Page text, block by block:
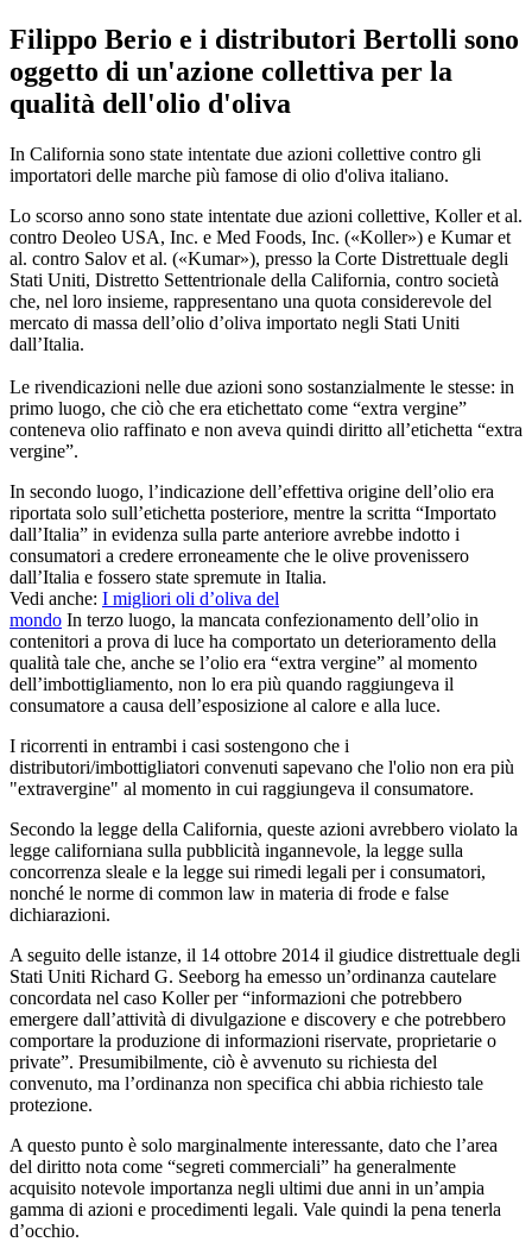
Filippo Berio e i distributori Bertolli sono
oggetto di un'azione collettiva per la
qualità dell'olio d'oliva
In California sono state intentate due azioni collettive contro gli
importatori delle marche più famose di olio d'oliva italiano.
Lo scorso anno sono state intentate due azioni collettive, Koller et al.
contro Deoleo USA, Inc. e Med Foods, Inc. («Koller») e Kumar et
al. contro Salov et al. («Kumar»), presso la Corte Distrettuale degli
Stati Uniti, Distretto Settentrionale della California, contro società
che, nel loro insieme, rappresentano una quota considerevole del
mercato di massa dell’olio d’oliva importato negli Stati Uniti
dall’Italia.
Le rivendicazioni nelle due azioni sono sostanzialmente le stesse: in
primo luogo, che ciò che era etichettato come “extra vergine”
conteneva olio raffinato e non aveva quindi diritto all’etichetta “extra
vergine”.
In secondo luogo, l’indicazione dell’effettiva origine dell’olio era
riportata solo sull’etichetta posteriore, mentre la scritta “Importato
dall’Italia” in evidenza sulla parte anteriore avrebbe indotto i
consumatori a credere erroneamente che le olive provenissero
dall’Italia e fossero state spremute in Italia.
Vedi anche: I migliori oli d’oliva del
mondo In terzo luogo, la mancata confezionamento dell’olio in
contenitori a prova di luce ha comportato un deterioramento della
qualità tale che, anche se l’olio era “extra vergine” al momento
dell’imbottigliamento, non lo era più quando raggiungeva il
consumatore a causa dell’esposizione al calore e alla luce.
I ricorrenti in entrambi i casi sostengono che i
distributori/imbottigliatori convenuti sapevano che l'olio non era più
"extravergine" al momento in cui raggiungeva il consumatore.
Secondo la legge della California, queste azioni avrebbero violato la
legge californiana sulla pubblicità ingannevole, la legge sulla
concorrenza sleale e la legge sui rimedi legali per i consumatori,
nonché le norme di common law in materia di frode e false
dichiarazioni.
A seguito delle istanze, il 14 ottobre 2014 il giudice distrettuale degli
Stati Uniti Richard G. Seeborg ha emesso un’ordinanza cautelare
concordata nel caso Koller per “informazioni che potrebbero
emergere dall’attività di divulgazione e discovery e che potrebbero
comportare la produzione di informazioni riservate, proprietarie o
private”. Presumibilmente, ciò è avvenuto su richiesta del
convenuto, ma l’ordinanza non specifica chi abbia richiesto tale
protezione.
A questo punto è solo marginalmente interessante, dato che l’area
del diritto nota come “segreti commerciali” ha generalmente
acquisito notevole importanza negli ultimi due anni in un’ampia
gamma di azioni e procedimenti legali. Vale quindi la pena tenerla
d’occhio.